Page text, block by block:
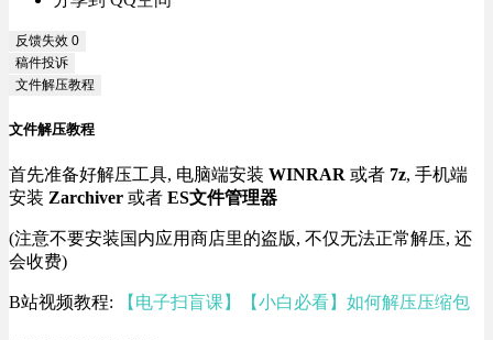
反馈失效 0
稿件投诉
文件解压教程
文件解压教程
首先准备好解压工具, 电脑端安装 WINRAR 或者 7z, 手机端
安装 Zarchiver 或者 ES文件管理器
(注意不要安装国内应用商店里的盗版, 不仅无法正常解压, 还
会收费)
B站视频教程: 【电子扫盲课】【小白必看】如何解压压缩包